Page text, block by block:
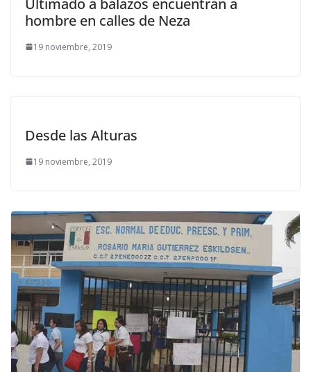
hombre en calles de Neza
19 noviembre, 2019
Desde las Alturas
19 noviembre, 2019